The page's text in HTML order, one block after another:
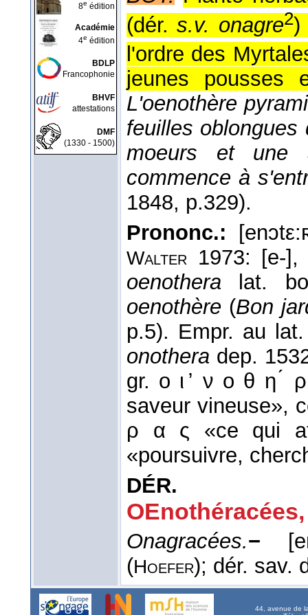
8e édition
Académie
4e édition
BDLP
Francophonie
BHVF
attestations
DMF
(1330 - 1500)
(dér.s.v. onagre2)
l'ordre des
jeunes pousses
L'oenothère
feuilles oblongues
moeurs et une
commence à
1848, p.329).
Prononc.:
Walter 1973: [e-
oenothera lat.
oenothère (Bon
p.5). Empr. au
onothera dep.
gr. ο ι ̓ ν ο θ η
saveur vineuse»,
ρ α ς «ce qui
«poursuivre,
DÉR.
OEnothéracées,
Onagracées.−
(Hoefer); dér. sav.
44, avenue de